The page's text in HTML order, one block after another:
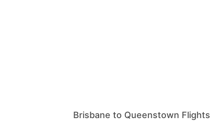
Brisbane to Queenstown Flights